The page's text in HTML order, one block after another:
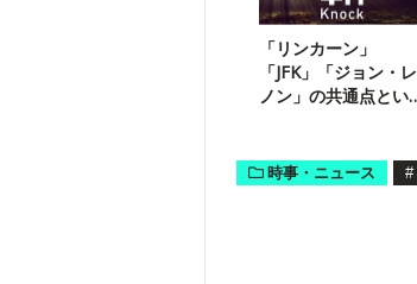
「リンカーン」
「JFK」「ジョン・レ
ノン」の共通点とい
時事・ニュース #